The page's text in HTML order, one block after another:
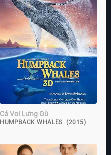
Cá Voi Lưng Gù
HUMPBACK WHALES (2015)